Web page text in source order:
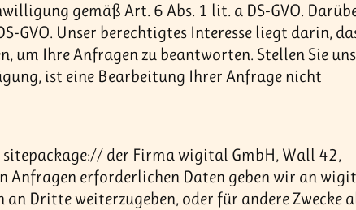
gemäß Art. 6 Abs. 1 lit. a DS-GVO.
GVO. Unser berechtigtes Interesse liegt darin,
um Ihre Anfragen zu beantworten. Stellen Sie
ist eine Bearbeitung Ihrer Anfrage nicht
der Firma wigital GmbH, Wall 42,
Anfragen erforderlichen Daten geben wir an
Dritte weiterzugeben, oder für andere Zwecke